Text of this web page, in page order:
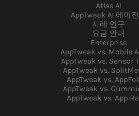
Atlas AI
AppTweak AI 에이
사례 연구
요금 안내
Enterprise
AppTweak vs. Mobile
AppTweak vs. Sensor
AppTweak vs.
AppTweak vs.
AppTweak vs.
AppTweak vs. App